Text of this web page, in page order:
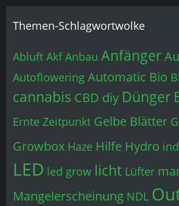
Themen-Schlagwortwolke
Abluft Akf Anbau Anfänger
Autoflowering Automatic Bio
cannabis CBD diy Dünger
Ernte Zeitpunkt Gelbe Blätter
Growbox Haze Hilfe Hydro
LED led grow licht Lüfter
Mangelerscheinung NDL